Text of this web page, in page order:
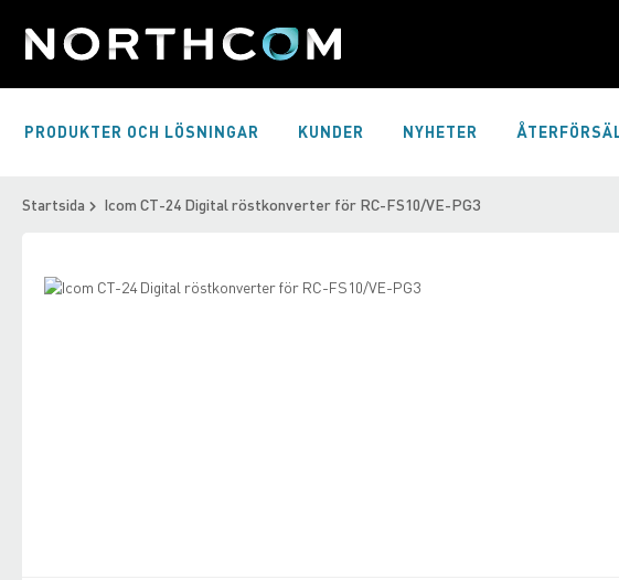
Skip
PRODUKTER OCH LÖSNINGAR KUNDER NYHETER
Startsida Icom CT-24 Digital röstkonverter för RC-FS10/VE-PG3
Skip